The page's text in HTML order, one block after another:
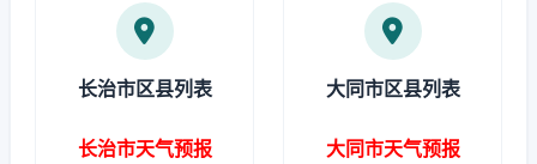
长治市区县列表
长治市天气预报
大同市区县列表
大同市天气预报